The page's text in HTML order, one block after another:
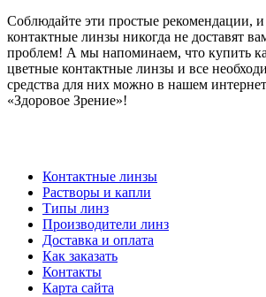
Соблюдайте эти простые рекомендации, и
контактные линзы никогда не доставят
проблем! А мы напоминаем, что купить
цветные контактные линзы и все
средства для них можно в нашем
«Здоровое Зрение»!
Контактные линзы
Растворы и капли
Типы линз
Производители линз
Доставка и оплата
Как заказать
Контакты
Карта сайта